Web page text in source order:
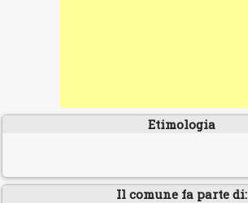
Etimologia
Il comune fa parte di: